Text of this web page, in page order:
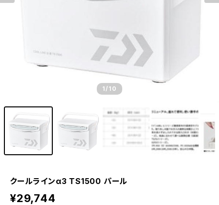
1 /10
クールラインα3 TS1500 パール
¥29,744